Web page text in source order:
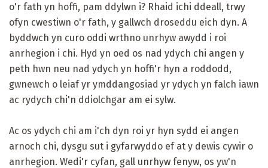
o'r fath yn hoffi, pam ddylwn i? Rhaid ichi ddeall, trwy
ofyn cwestiwn o'r fath, y gallwch droseddu eich dyn. A
byddwch yn curo oddi wrthno unrhyw awydd i roi
anrhegion i chi. Hyd yn oed os nad ydych chi angen y
peth hwn neu nad ydych yn hoffi'r hyn a roddodd,
gwnewch o leiaf yr ymddangosiad yr ydych yn falch iawn
ac rydych chi'n ddiolchgar am ei sylw.
Ac os ydych chi am i'ch dyn roi yr hyn sydd ei angen
arnoch chi, dysgu sut i gyfarwyddo ef at y dewis cywir o
anrhegion. Wedi'r cyfan, gall unrhyw fenyw, os yw'n